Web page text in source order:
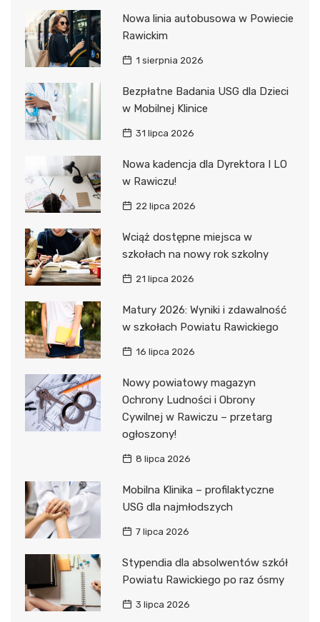
Nowa linia autobusowa w Powiecie
Rawickim
1 sierpnia 2026
Bezpłatne Badania USG dla Dzieci
w Mobilnej Klinice
31 lipca 2026
Nowa kadencja dla Dyrektora I LO
w Rawiczu!
22 lipca 2026
Wciąż dostępne miejsca w
szkołach na nowy rok szkolny
21 lipca 2026
Matury 2026: Wyniki i zdawalność
w szkołach Powiatu Rawickiego
16 lipca 2026
Nowy powiatowy magazyn
Ochrony Ludności i Obrony
Cywilnej w Rawiczu – przetarg
ogłoszony!
8 lipca 2026
Mobilna Klinika – profilaktyczne
USG dla najmłodszych
7 lipca 2026
Stypendia dla absolwentów szkół
Powiatu Rawickiego po raz ósmy
3 lipca 2026